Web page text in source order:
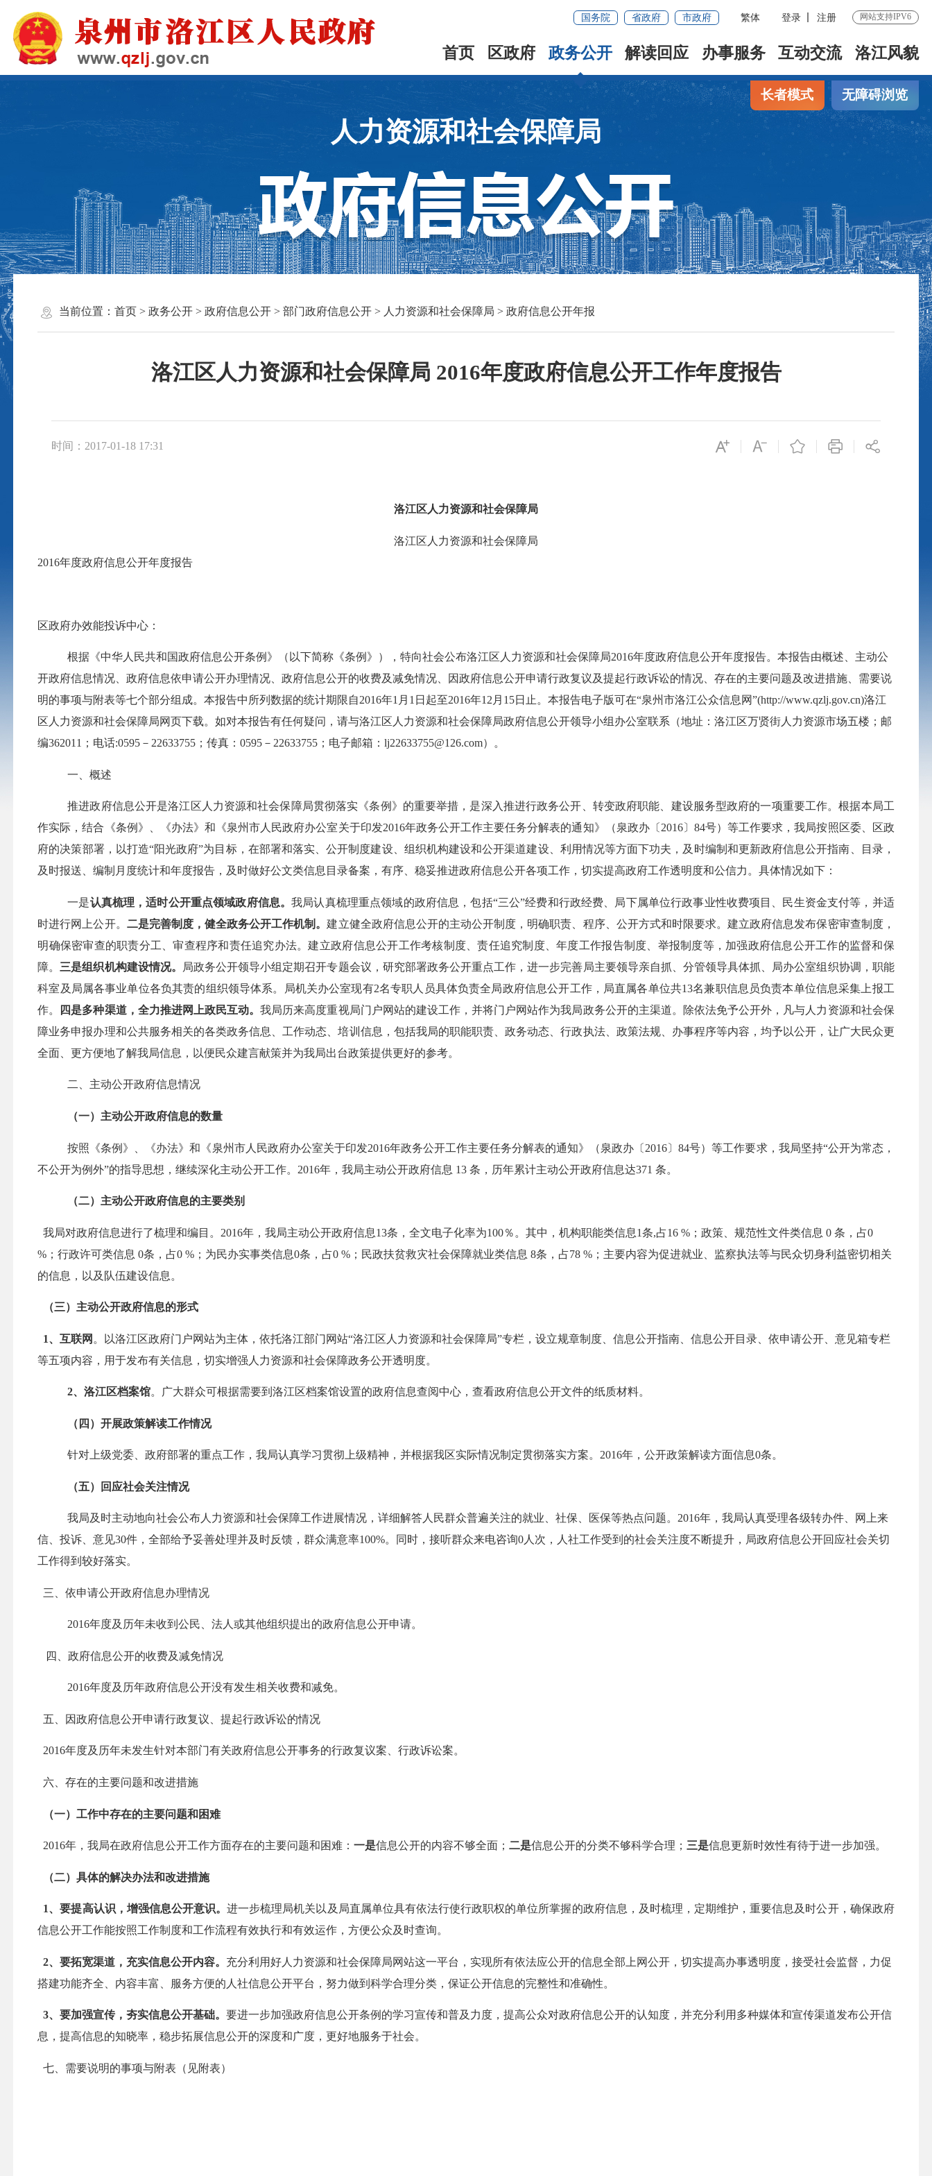
国务院 省政府 市政府 繁体 登录 注册 网站支持IPV6
首页 区政府 政务公开 解读回应 办事服务 互动交流 洛江风貌
长者模式 无障碍浏览
人力资源和社会保障局
当前位置： 首页> 政务公开> 政府信息公开> 部门政府信息公开> 人力资源和社会保障局 > 政府信息公开年报
洛江区人力资源和社会保障局 2016年度政府信息公开工作年度报告
时间：2017-01-18 17:31
洛江区人力资源和社会保障局
洛江区人力资源和社会保障局
2016年度政府信息公开年度报告
区政府办效能投诉中心：
根据《中华人民共和国政府信息公开条例》（以下简称《条例》），特向社会公布洛江区人力资源和社会保障局2016年度政府信息公开年度报告。本报告由概述、主动公
开政府信息情况、政府信息依申请公开办理情况、政府信息公开的收费及减免情况、因政府信息公开申请行政复议及提起行政诉讼的情况、存在的主要问题及改进措施、需要说
明的事项与附表等七个部分组成。本报告中所列数据的统计期限自2016年1 月 1 日起至2016年12 月 15日止。本报告电子版可在“泉州市洛江公众信息网”(http://www.qzlj.gov.cn)洛江
区人力资源和社会保障局网页下载。如对本报告有任何疑问，请与洛江区人力资源和社会保障局政府信息公开领导小组办公室联系（地址：洛江区万贤街人力资源市场五楼；邮
编362011 ；电话:0595 － 22633755 ；传真：0595 － 22633755 ；电子邮箱：lj22633755@126.com）。
一、概述
推进政府信息公开是洛江区人力资源和社会保障局贯彻落实《条例》的重要举措，是深入推进行政务公开、转变政府职能、建设服务型政府的一项重要工作。根据本局工
作实际，结合《条例》、《办法》和《泉州市人民政府办公室关于印发2016年政务公开工作主要任务分解表的通知》（泉政办〔 2016〕 84号）等工作要求，我局按照区委、区政
府的决策部署，以打造“阳光政府”为目标，在部署和落实、公开制度建设、组织机构建设和公开渠道建设、利用情况等方面下功夫，及时编制和更新政府信息公开指南、目录，
及时报送、编制月度统计和年度报告，及时做好公文类信息目录备案，有序、稳妥推进政府信息公开各项工作，切实提高政府工作透明度和公信力。具体情况如下：
一是认真梳理，适时公开重点领域政府信息。我局认真梳理重点领域的政府信息，包括“三公”经费和行政经费、局下属单位行政事业性收费项目、民生资金支付等，并适
时进行网上公开。 二是完善制度，健全政务公开工作机制。建立健全政府信息公开的主动公开制度，明确职责、程序、公开方式和时限要求。建立政府信息发布保密审查制度，
明确保密审查的职责分工、审查程序和责任追究办法。建立政府信息公开工作考核制度、责任追究制度、年度工作报告制度、举报制度等，加强政府信息公开工作的监督和保
障。 三是组织机构建设情况。
局政务公开领导小组定期召开专题会议，研究部署政务公开重点工作，进一步完善局主要领导亲自抓、分管领导具体抓、局办公室组织协调，职能
科室及局属各事业单位各负其责的组织领导体系。局机关办公室现有2名专职人员具体负责全局政府信息公开工作，局直属各单位共13名兼职信息员负责本单位信息采集上报工
作。
四是多种渠道，全力推进网上政民互动。我局历来高度重视局门户网站的建设工作，并将门户网站作为我局政务公开的主渠道。除依法免予公开外，凡与人力资源和社会保
障业务申报办理和公共服务相关的各类政务信息、工作动态、培训信息，包括我局的职能职责、政务动态、行政执法、政策法规、办事程序等内容，均予以公开，让广大民众更
全面、更方便地了解我局信息，以便民众建言献策并为我局出台政策提供更好的参考。
二、主动公开政府信息情况
（一）主动公开政府信息的数量
按照《条例》、《办法》和《泉州市人民政府办公室关于印发2016年政务公开工作主要任务分解表的通知》（泉政办〔 2016〕84号）等工作要求，我局坚持“公开为常态，
不公开为例外”的指导思想，继续深化主动公开工作。 2016年，我局主动公开政府信息 13条，历年累计主动公开政府信息达371条。
（二）主动公开政府信息的主要类别
我局对政府信息进行了梳理和编目。 2016年，我局主动公开政府信息13条，全文电子化率为100％。其中，机构职能类信息1条,占16 % ；政策、规范性文件类信息0条，占0
% ；行政许可类信息0条，占0 % ；为民办实事类信息0条，占0 % ；民政扶贫救灾社会保障就业类信息 8条，占78 % ；主要内容为促进就业、监察执法等与民众切身利益密切相关
的信息，以及队伍建设信息。
（三）主动公开政府信息的形式
1、互联网 。以洛江区政府门户网站为主体，依托洛江部门网站“洛江区人力资源和社会保障局”专栏，设立规章制度、信息公开指南、信息公开目录、依申请公开、意见箱专栏
等五项内容，用于发布有关信息，切实增强人力资源和社会保障政务公开透明度。
2、洛江区档案馆。广大群众可根据需要到洛江区档案馆设置的政府信息查阅中心，查看政府信息公开文件的纸质材料。
（四）开展政策解读工作情况
针对上级党委、政府部署的重点工作，我局认真学习贯彻上级精神，并根据我区实际情况制定贯彻落实方案。 2016年，公开政策解读方面信息0条。
（五）回应社会关注情况
我局及时主动地向社会公布人力资源和社会保障工作进展情况，详细解答人民群众普遍关注的就业、社保、医保等热点问题。 2016年，我局认真受理各级转办件、网上来
信、投诉、意见30件，全部给予妥善处理并及时反馈，群众满意率100%。同时，接听群众来电咨询0 人次，人社工作受到的社会关注度不断提升，局政府信息公开回应社会关切
工作得到较好落实。
三、依申请公开政府信息办理情况
2016年度及历年未收到公民、法人或其他组织提出的政府信息公开申请。
四、政府信息公开的收费及减免情况
2016年度及历年政府信息公开没有发生相关收费和减免。
五、因政府信息公开申请行政复议、提起行政诉讼的情况
2016年度及历年未发生针对本部门有关政府信息公开事务的行政复议案、行政诉讼案。
六、存在的主要问题和改进措施
（一）工作中存在的主要问题和困难
2016年，我局在政府信息公开工作方面存在的主要问题和困难：一是信息公开的内容不够全面；二是信息公开的分类不够科学合理； 三是信息更新时效性有待于进一步加强。
（二）具体的解决办法和改进措施
1、要提高认识，增强信息公开意识。进一步梳理局机关以及局直属单位具有依法行使行政职权的单位所掌握的政府信息，及时梳理，定期维护，重要信息及时公开，确保政府
信息公开工作能按照工作制度和工作流程有效执行和有效运作，方便公众及时查询。
2、要拓宽渠道，充实信息公开内容。 充分利用好人力资源和社会保障局网站这一平台，实现所有依法应公开的信息全部上网公开，切实提高办事透明度，接受社会监督，力促
搭建功能齐全、内容丰富、服务方便的人社信息公开平台，努力做到科学合理分类，保证公开信息的完整性和准确性。
3、要加强宣传，夯实信息公开基础。要进一步加强政府信息公开条例的学习宣传和普及力度，提高公众对政府信息公开的认知度，并充分利用多种媒体和宣传渠道发布公开信
息，提高信息的知晓率，稳步拓展信息公开的深度和广度，更好地服务于社会。
七、需要说明的事项与附表（见附表）